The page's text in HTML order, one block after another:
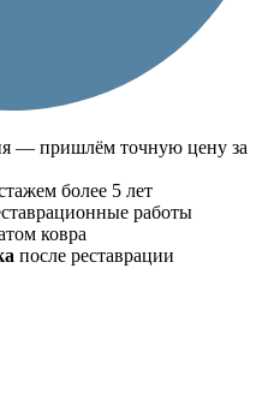
— пришлём точную цену за
более 5 лет
работы
ковра
после реставрации